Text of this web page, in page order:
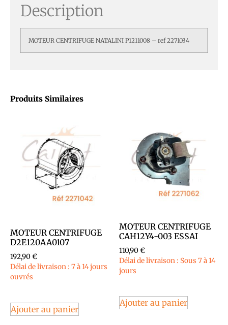
Description
MOTEUR CENTRIFUGE NATALINI P1211008 – ref 2271034
Produits Similaires
MOTEUR CENTRIFUGE
D2E120AA0107
192,90€
Délai de livraison : 7 à 14 jours
ouvrés
Ajouter au panier
MOTEUR CENTRIFUGE
CAH12Y4-003 ESSAI
110,90€
Délai de livraison : Sous 7 à 14
jours
Ajouter au panier